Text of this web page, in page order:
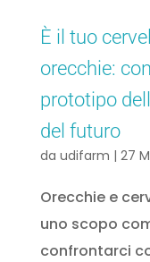
È il tuo
orecchie:
prototipo
del futuro
da udifarm | 27
Orecchie e
uno scopo
confrontarci